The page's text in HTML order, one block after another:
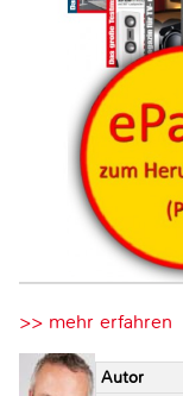
>> mehr erfahren
Autor